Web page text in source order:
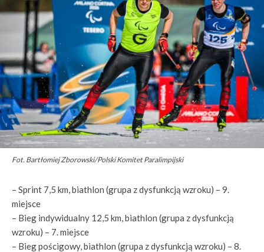
Fot. Bartłomiej Zborowski/Polski Komitet Paralimpijski
– Sprint 7,5 km, biathlon (grupa z dysfunkcją wzroku) – 9.
miejsce
– Bieg indywidualny 12,5 km, biathlon (grupa z dysfunkcją
wzroku) – 7. miejsce
– Bieg pościgowy, biathlon (grupa z dysfunkcją wzroku) – 8.